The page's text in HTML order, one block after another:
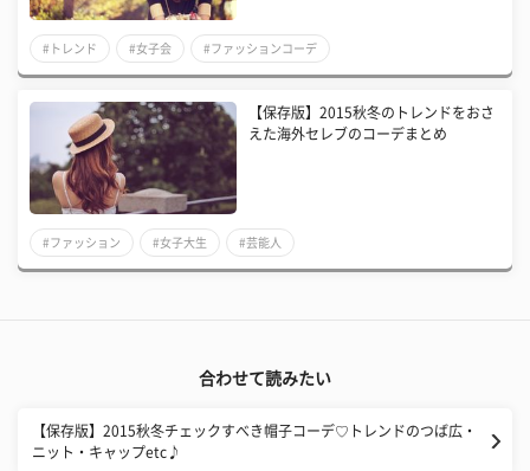
#トレンド #女子会 #ファッションコーデ
【保存版】2015秋冬のトレンドをおさ
えた海外セレブのコーデまとめ
#ファッション #女子大生 #芸能人
合わせて読みたい
【保存版】2015秋冬チェックすべき帽子コーデ♡トレンドのつば広・
ニット・キャップetc♪